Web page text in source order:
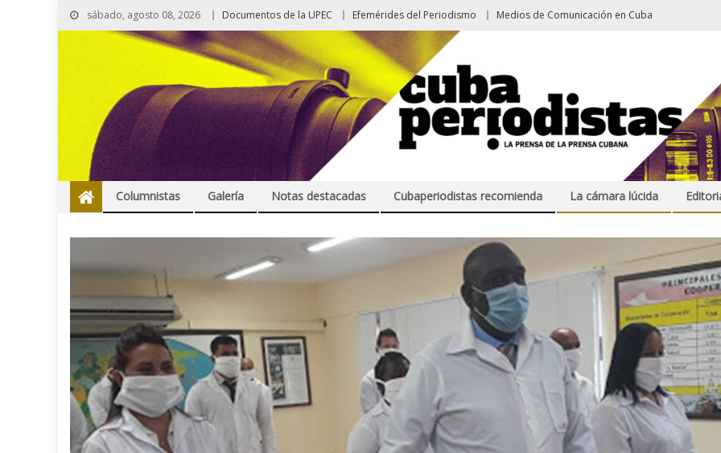
sábado, agosto 08, 2026 Documentos de la UPEC Efemérides del Periodismo Medios de Comunicación en Cuba
Columnistas Galería Notas destacadas Cubaperiodistas recomienda La cámara lúcida